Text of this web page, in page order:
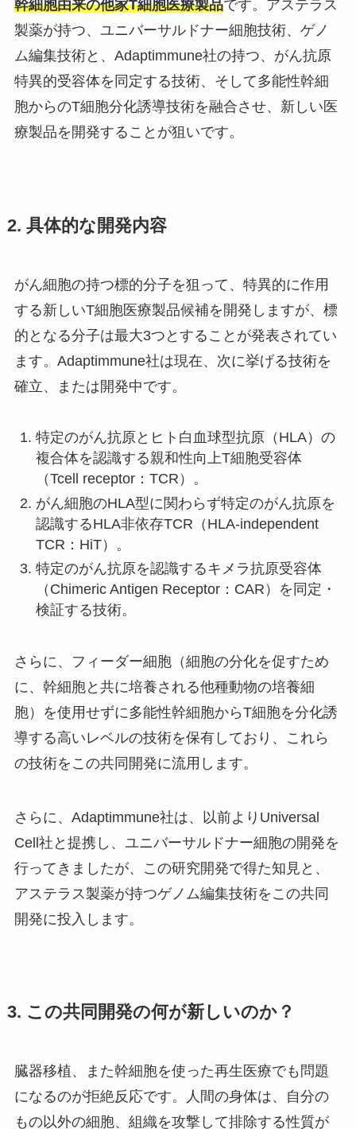
幹細胞由来の他家T細胞医療製品です。アステラス
製薬が持つ、ユニバーサルドナー細胞技術、ゲノ
ム編集技術と、Adaptimmune社の持つ、がん抗原
特異的受容体を同定する技術、そして多能性幹細
胞からのT細胞分化誘導技術を融合させ、新しい医
療製品を開発することが狙いです。
2. 具体的な開発内容
がん細胞の持つ標的分子を狙って、特異的に作用
する新しいT細胞医療製品候補を開発しますが、標
的となる分子は最大3つとすることが発表されてい
ます。Adaptimmune社は現在、次に挙げる技術を
確立、または開発中です。
特定のがん抗原とヒト白血球型抗原（HLA）の
複合体を認識する親和性向上T細胞受容体
（Tcell receptor：TCR）。
がん細胞のHLA型に関わらず特定のがん抗原を
認識するHLA非依存TCR（HLA-independent
TCR：HiT）。
特定のがん抗原を認識するキメラ抗原受容体
（Chimeric Antigen Receptor：CAR）を同定・
検証する技術。
さらに、フィーダー細胞（細胞の分化を促すため
に、幹細胞と共に培養される他種動物の培養細
胞）を使用せずに多能性幹細胞からT細胞を分化誘
導する高いレベルの技術を保有しており、これら
の技術をこの共同開発に流用します。
さらに、Adaptimmune社は、以前よりUniversal
Cell社と提携し、ユニバーサルドナー細胞の開発を
行ってきましたが、この研究開発で得た知見と、
アステラス製薬が持つゲノム編集技術をこの共同
開発に投入します。
3. この共同開発の何が新しいのか？
臓器移植、また幹細胞を使った再生医療でも問題
になるのが拒絶反応です。人間の身体は、自分の
もの以外の細胞、組織を攻撃して排除する性質が